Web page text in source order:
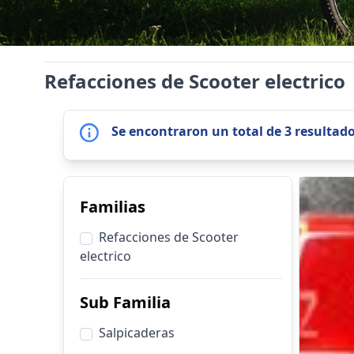
Refacciones de Scooter electrico
Se encontraron un total de 3
Familias
Refacciones de Scooter
electrico
Sub Familia
Salpicaderas